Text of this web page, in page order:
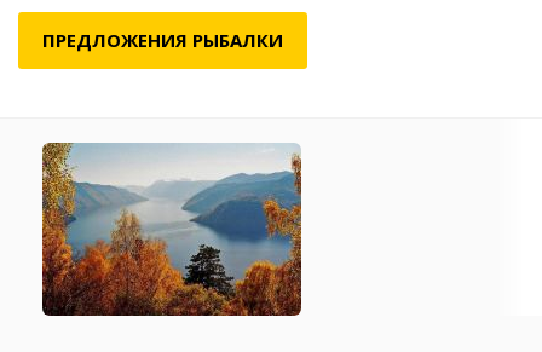
ПРЕДЛОЖЕНИЯ РЫБАЛКИ